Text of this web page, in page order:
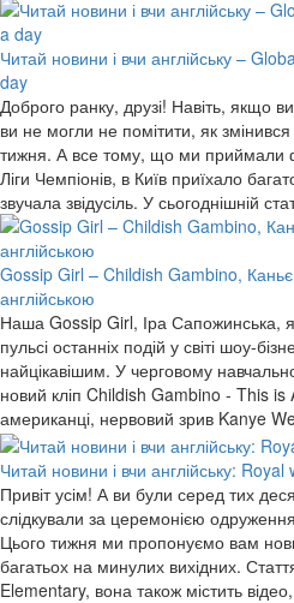
Читай новини і вчи англійську –
day
Доброго ранку, друзі! Навіть, якщо
ви не могли не помітити, як
тижня. А все тому, що ми приймали
Ліги Чемпіонів, в Київ приїхало
звучала звідусіль. У сьогоднішній
Gossip Girl – Childish Gambino, Каньє
англійською
Наша Gossip Girl, Іра Сапожинська,
пульсі останніх подій у світі шоу-
найцікавішим. У черговому
новий кліп Childish Gambino - This
американці, нервовий зрив Kanye
Читай новини і вчи англійську: Royal
Привіт усім! А ви були серед тих
слідкували за церемонією
Цього тижня ми пропонуємо вам
багатьох на минулих вихідних.
Elementary, вона також містить